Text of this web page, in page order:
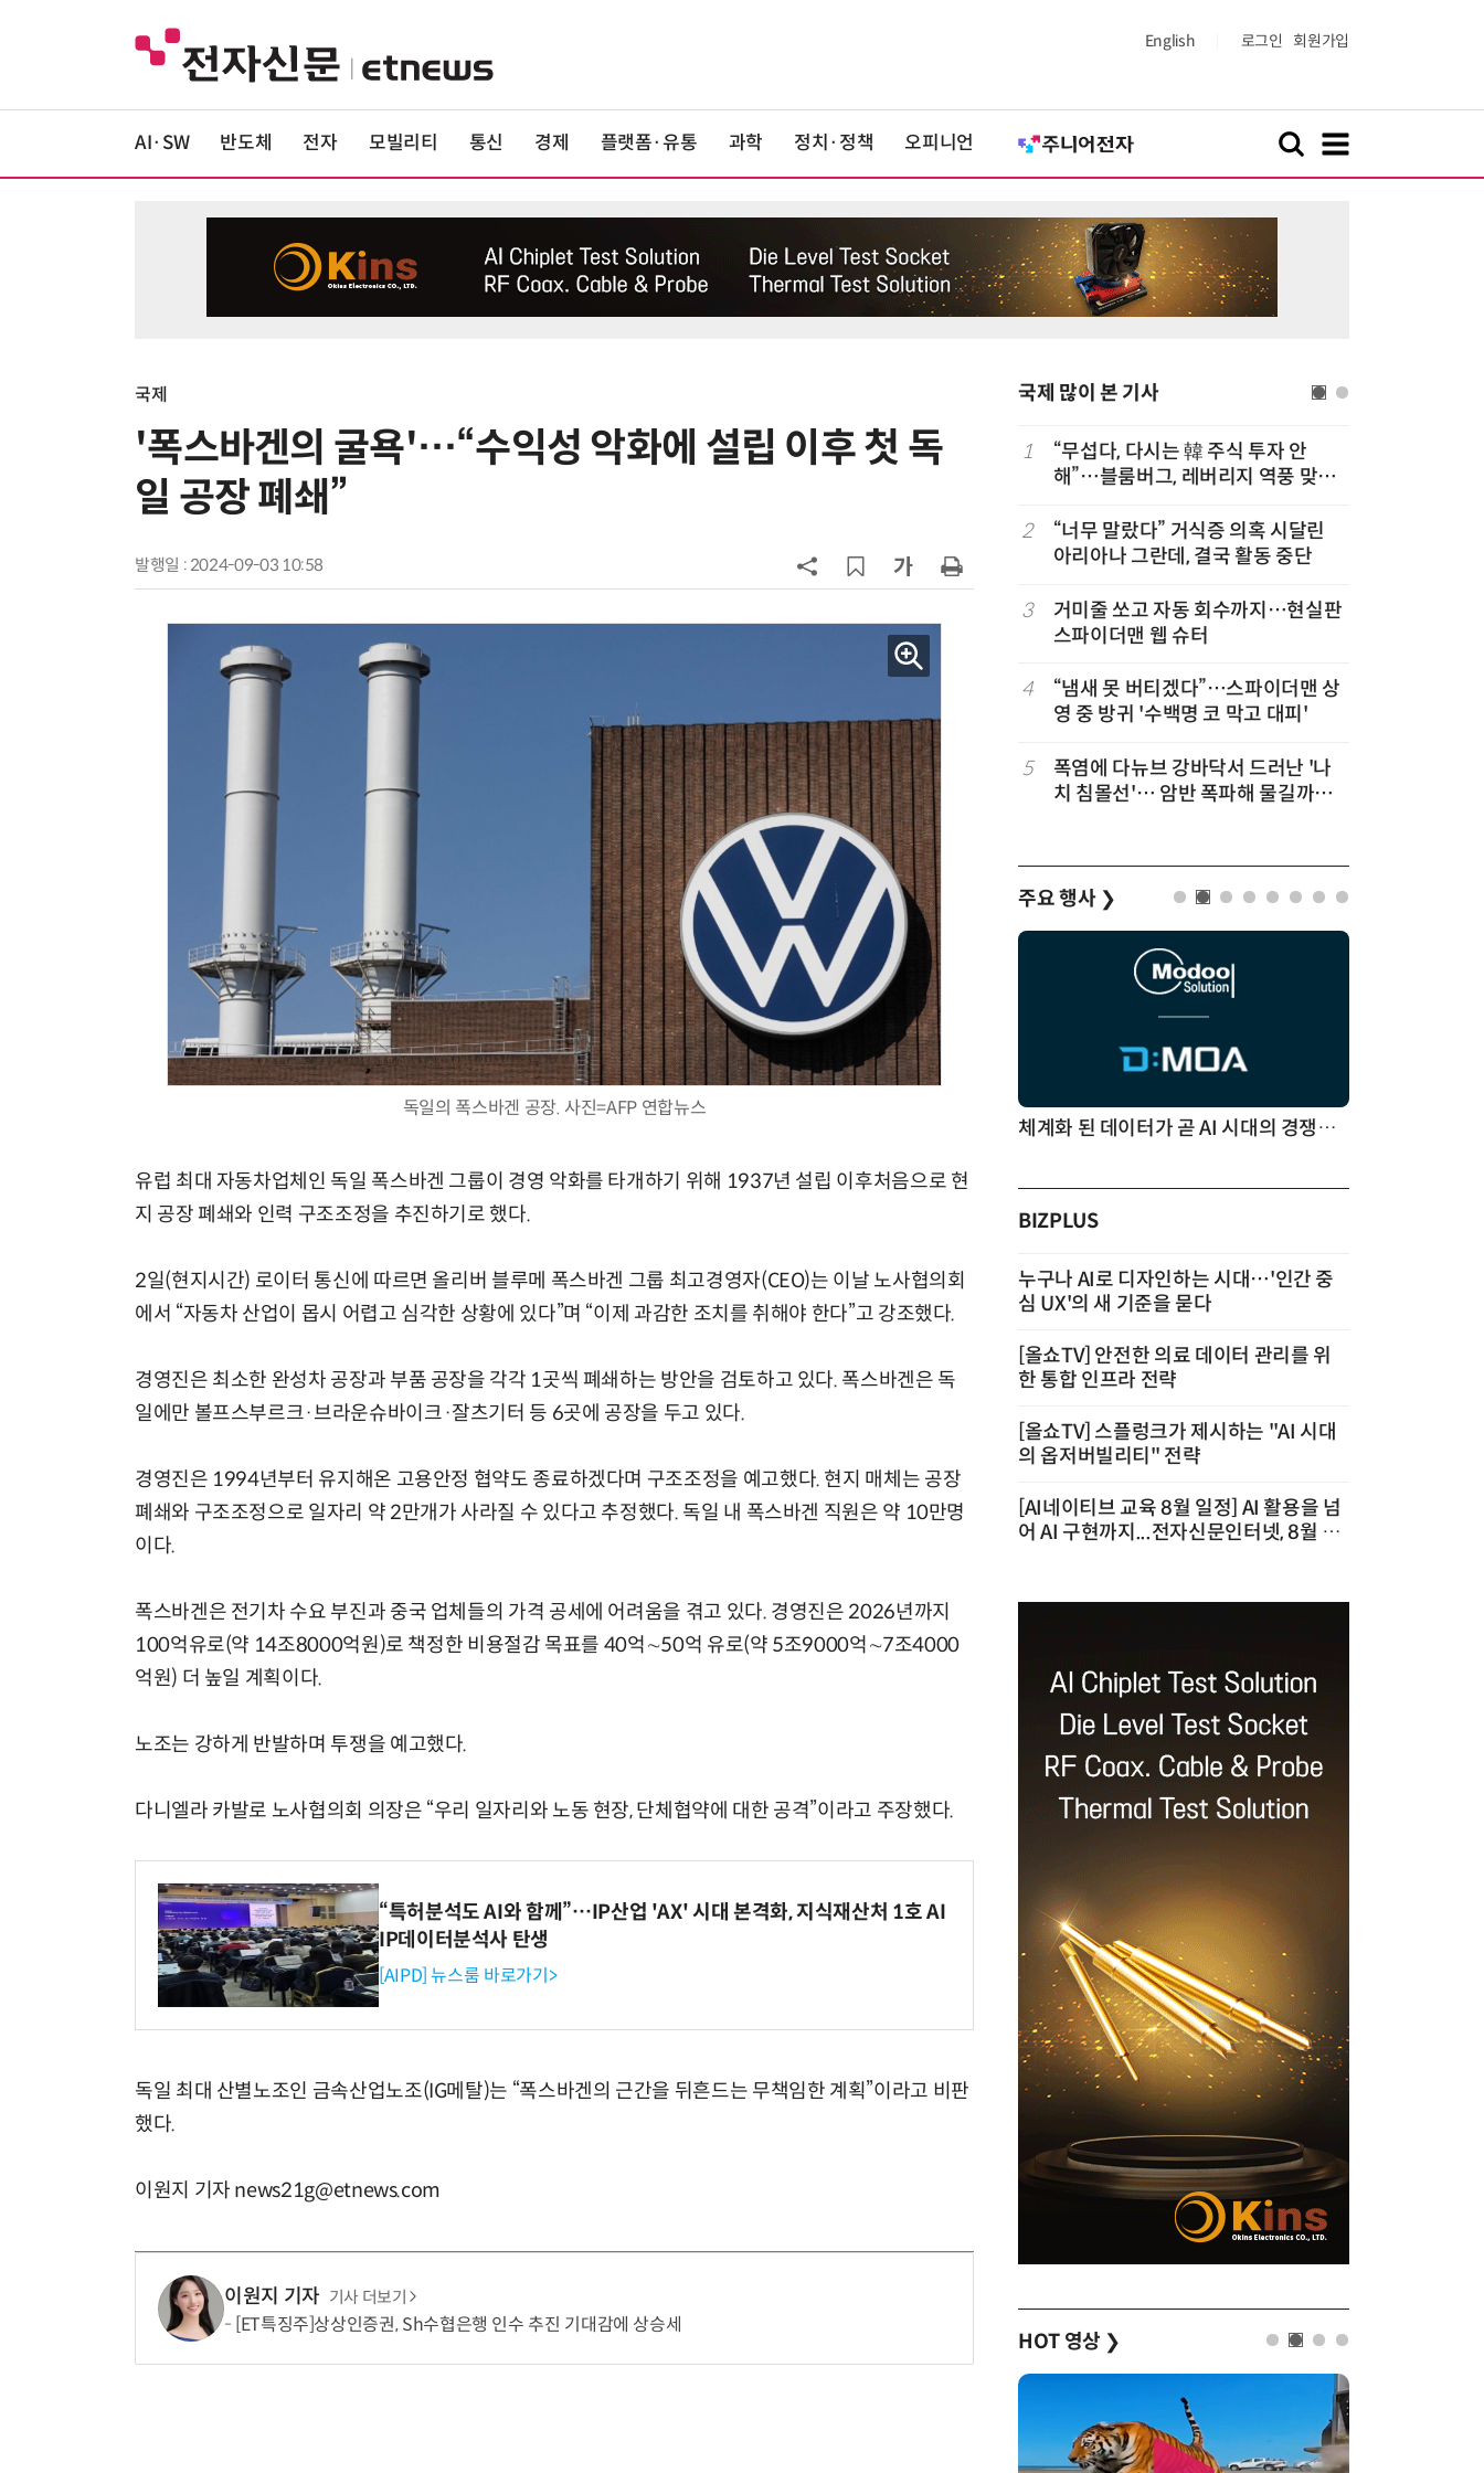
English 로그인 회원가입
AI·SW 반도체 전자 모빌리티 통신 경제 플랫폼·유통 과학 정치·정책 오피니언
국제
'폭스바겐의 굴욕'…“수익성 악화에 설립 이후 첫 독
일 공장 폐쇄”
발행일 : 2024-09-03 10:58
독일의 폭스바겐 공장. 사진=AFP 연합뉴스
유럽 최대 자동차업체인 독일 폭스바겐 그룹이 경영 악화를 타개하기 위해 1937년 설립 이후처음으로 현
지 공장 폐쇄와 인력 구조조정을 추진하기로 했다.
2일(현지시간) 로이터 통신에 따르면 올리버 블루메 폭스바겐 그룹 최고경영자(CEO)는 이날 노사협의회
에서 “자동차 산업이 몹시 어렵고 심각한 상황에 있다”며 “이제 과감한 조치를 취해야 한다”고 강조했다.
경영진은 최소한 완성차 공장과 부품 공장을 각각 1곳씩 폐쇄하는 방안을 검토하고 있다. 폭스바겐은 독
일에만 볼프스부르크·브라운슈바이크·잘츠기터 등 6곳에 공장을 두고 있다.
경영진은 1994년부터 유지해온 고용안정 협약도 종료하겠다며 구조조정을 예고했다. 현지 매체는 공장
폐쇄와 구조조정으로 일자리 약 2만개가 사라질 수 있다고 추정했다. 독일 내 폭스바겐 직원은 약 10만명
이다.
폭스바겐은 전기차 수요 부진과 중국 업체들의 가격 공세에 어려움을 겪고 있다. 경영진은 2026년까지
100억유로(약 14조8000억원)로 책정한 비용절감 목표를 40억∼50억 유로(약 5조9000억∼7조4000
억원) 더 높일 계획이다.
노조는 강하게 반발하며 투쟁을 예고했다.
다니엘라 카발로 노사협의회 의장은 “우리 일자리와 노동 현장, 단체협약에 대한 공격”이라고 주장했다.
“특허분석도 AI와 함께”…IP산업 'AX' 시대 본격화, 지식재산처 1호 AI
IP데이터분석사 탄생
[AIPD] 뉴스룸 바로가기>
독일 최대 산별노조인 금속산업노조(IG메탈)는 “폭스바겐의 근간을 뒤흔드는 무책임한 계획”이라고 비판
했다.
이원지 기자 news21g@etnews.com
이원지 기자 기사 더보기
[ET특징주]상상인증권, Sh수협은행 인수 추진 기대감에 상승세
국제 많이 본 기사
6
“시간당 4만원”…휴머노이드가 집
엔비디아, HBM 독주 흔들”
1위… 중국 모델 강세 지속
(OpenRouter 주간 AI 모델 사용량
강화 속 군 복무 시작
10 日서 벤틀리 몰다 사고낸 유명 한국
인 인플루언서 체포… 7대 연쇄추돌
후 도망가
1
“무섭다, 다시는 韓 주식 투자 안
해”…블룸버그, 레버리지 역풍 맞은
2
“너무 말랐다” 거식증 의혹 시달린
아리아나 그란데, 결국 활동 중단
3
거미줄 쏘고 자동 회수까지…현실판
스파이더맨 웹 슈터
4
“냄새 못 버티겠다”…스파이더맨 상
영 중 방귀 '수백명 코 막고 대피'
5
폭염에 다뉴브 강바닥서 드러난 '나
치 침몰선'… 암반 폭파해 물길까지
주요 행사 ❯
체계화 된 데이터가 곧 AI 시대의 경쟁력이다
BIZPLUS
누구나 AI로 디자인하는 시대…'인간 중
심 UX'의 새 기준을 묻다
[올쇼TV] 안전한 의료 데이터 관리를 위
한 통합 인프라 전략
[올쇼TV] 스플렁크가 제시하는 "AI 시대
의 옵저버빌리티" 전략
[AI네이티브 교육 8월 일정] AI 활용을 넘
어 AI 구현까지...전자신문인터넷, 8월 실
HOT 영상 ❯